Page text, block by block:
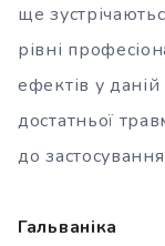
ще
рівні
ефектів у
достатньої
до
Гальваніка